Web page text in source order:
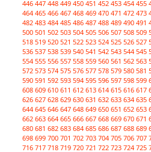
446 447 448 449 450 451 452 453 454 455
464 465 466 467 468 469 470 471 472 473
482 483 484 485 486 487 488 489 490 491
500 501 502 503 504 505 506 507 508 509
518 519 520 521 522 523 524 525 526 527
536 537 538 539 540 541 542 543 544 545
554 555 556 557 558 559 560 561 562 563
572 573 574 575 576 577 578 579 580 581
590 591 592 593 594 595 596 597 598 599
608 609 610 611 612 613 614 615 616 617
626 627 628 629 630 631 632 633 634 635
644 645 646 647 648 649 650 651 652 653
662 663 664 665 666 667 668 669 670 671
680 681 682 683 684 685 686 687 688 689
698 699 700 701 702 703 704 705 706 707
716 717 718 719 720 721 722 723 724 725